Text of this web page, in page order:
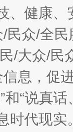
、健康
民众/全
/大众/民
息，促
和“说真
时代现实